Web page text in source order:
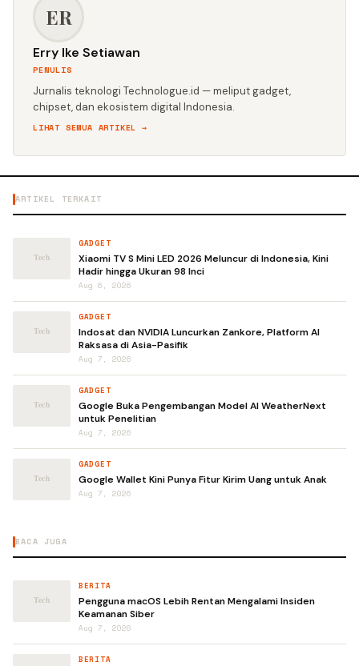
ER
Erry Ike Setiawan
PENULIS
Jurnalis teknologi Technologue.id — meliput gadget,
chipset, dan ekosistem digital Indonesia.
LIHAT SEMUA ARTIKEL →
ARTIKEL TERKAIT
GADGET
Xiaomi TV S Mini LED 2026 Meluncur di Indonesia, Kini
Hadir hingga Ukuran 98 Inci
Aug 6, 2026
GADGET
Indosat dan NVIDIA Luncurkan Zankore, Platform AI
Raksasa di Asia-Pasifik
Aug 7, 2026
GADGET
Google Buka Pengembangan Model AI WeatherNext
untuk Penelitian
Aug 7, 2026
GADGET
Google Wallet Kini Punya Fitur Kirim Uang untuk Anak
Aug 7, 2026
BACA JUGA
BERITA
Pengguna macOS Lebih Rentan Mengalami Insiden
Keamanan Siber
Aug 7, 2026
BERITA